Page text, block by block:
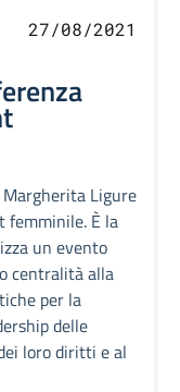
27/08/2021
Ligure
femminile. È la
un evento
centralità alla
per la
delle
loro diritti e al